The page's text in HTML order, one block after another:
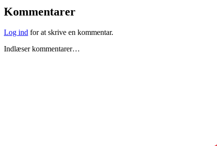
Kommentarer
Log ind for at skrive en kommentar.
Indlæser kommentarer…